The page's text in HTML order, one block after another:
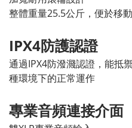
整體重量25.5公斤，便於移動
IPX4防護認證
通過IPX4防潑濺認證，能抵
種環境下的正常運作
專業音頻連接介面